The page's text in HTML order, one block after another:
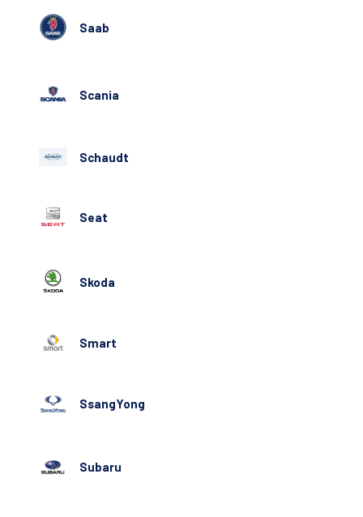
Saab
Scania
Schaudt
Seat
Skoda
Smart
SsangYong
Subaru